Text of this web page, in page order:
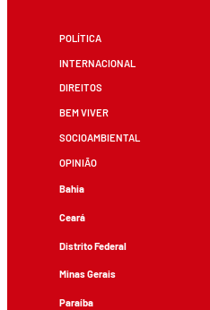
POLÍTICA
INTERNACIONAL
DIREITOS
BEM VIVER
SOCIOAMBIENTAL
OPINIÃO
Bahia
Ceará
Distrito Federal
Minas Gerais
Paraíba